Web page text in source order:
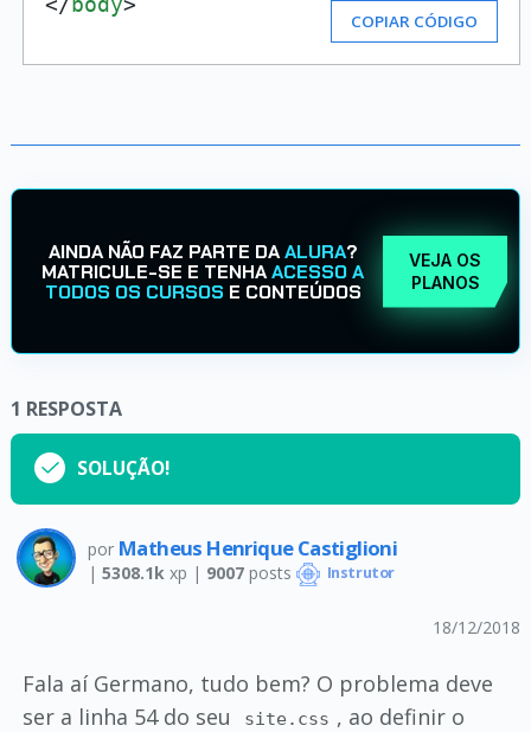
COPIAR CÓDIGO
AINDA NÃO FAZ PARTE DAALURA?
MATRICULE-SE E TENHAACESSO A
TODOS OS CURSOS E CONTEÚDOS
VEJA OS
PLANOS
1 RESPOSTA
SOLUÇÃO!
por Matheus Henrique Castiglioni
| 5308.1k xp | 9007posts Instrutor
18/12/2018
Fala aí Germano, tudo bem? O problema deve
ser a linha 54 do seu
site.css , ao definir o